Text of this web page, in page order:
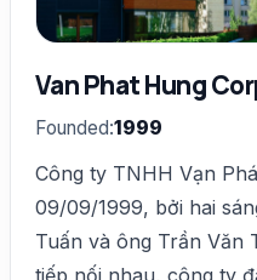
Van Phat Hung
Founded:1999
Công ty TNHH Vạn
09/09/1999, bởi hai
Tuấn và ông Trần Văn
tiếp nối nhau, công ty